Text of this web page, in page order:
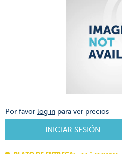
Por favor log in para ver precios
INICIAR SESIÓN